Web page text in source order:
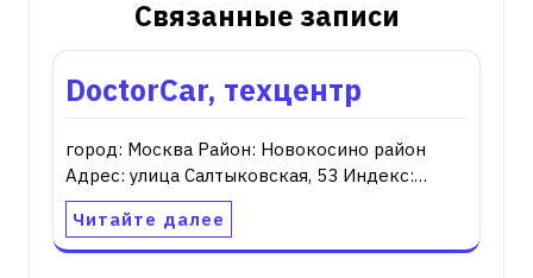
Связанные записи
DoctorCar, техцентр
город: Москва Район: Новокосино район
Адрес: улица Салтыковская, 53 Индекс:…
Читайте далее